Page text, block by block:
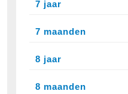
7 jaar
7 maanden
8 jaar
8 maanden